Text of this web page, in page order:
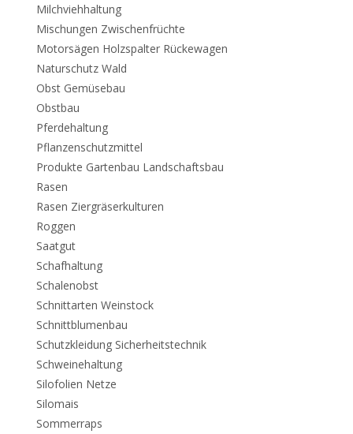
Milchviehhaltung
Mischungen Zwischenfrüchte
Motorsägen Holzspalter Rückewagen
Naturschutz Wald
Obst Gemüsebau
Obstbau
Pferdehaltung
Pflanzenschutzmittel
Produkte Gartenbau Landschaftsbau
Rasen
Rasen Ziergräserkulturen
Roggen
Saatgut
Schafhaltung
Schalenobst
Schnittarten Weinstock
Schnittblumenbau
Schutzkleidung Sicherheitstechnik
Schweinehaltung
Silofolien Netze
Silomais
Sommerraps